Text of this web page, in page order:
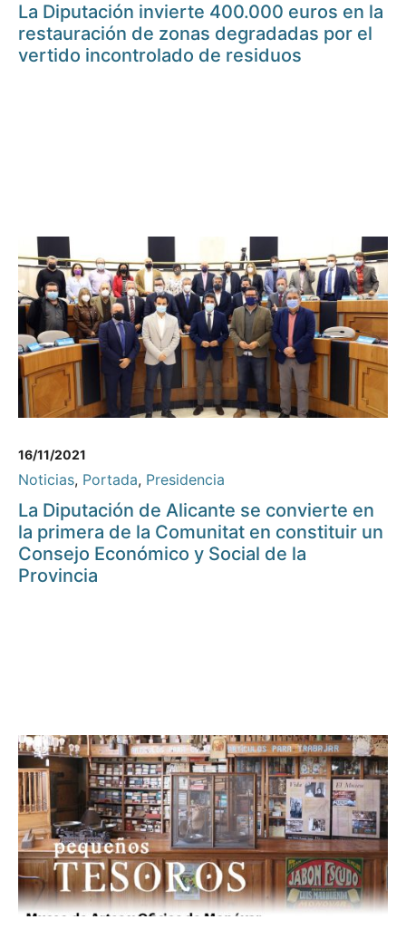
La Diputación invierte 400.000 euros en la
restauración de zonas degradadas por el
vertido incontrolado de residuos
16/11/2021
Noticias, Portada, Presidencia
La Diputación de Alicante se convierte en
la primera de la Comunitat en constituir un
Consejo Económico y Social de la
Provincia